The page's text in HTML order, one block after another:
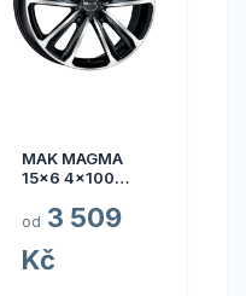
MAK MAGMA
15x6 4x100
od 3 509
Kč